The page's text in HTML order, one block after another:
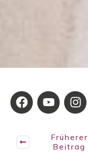
Früherer
Beitrag